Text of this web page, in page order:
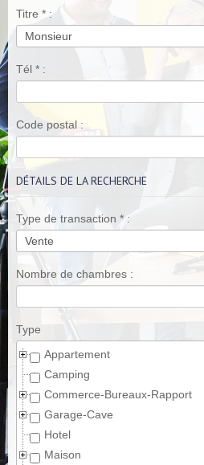
Titre * :
Tél * :
Code postal :
DÉTAILS DE LA RECHERCHE
Type de transaction *:
Nombre de chambres :
Type
Appartement
Camping
Commerce-Bureaux-Rapport
Garage-Cave
Hotel
Maison